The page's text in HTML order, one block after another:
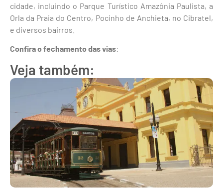
cidade, incluindo o Parque Turístico Amazônia Paulista, a
Orla da Praia do Centro, Pocinho de Anchieta, no Cibratel,
e diversos bairros.
Confira o fechamento das vias:
Veja também: